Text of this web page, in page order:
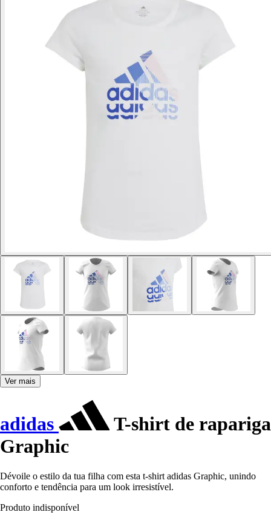
Ver mais
adidas
T-shirt de rapariga
Graphic
Dévoile o estilo da tua filha com esta t-shirt adidas Graphic, unindo
conforto e tendência para um look irresistível.
Produto indisponível